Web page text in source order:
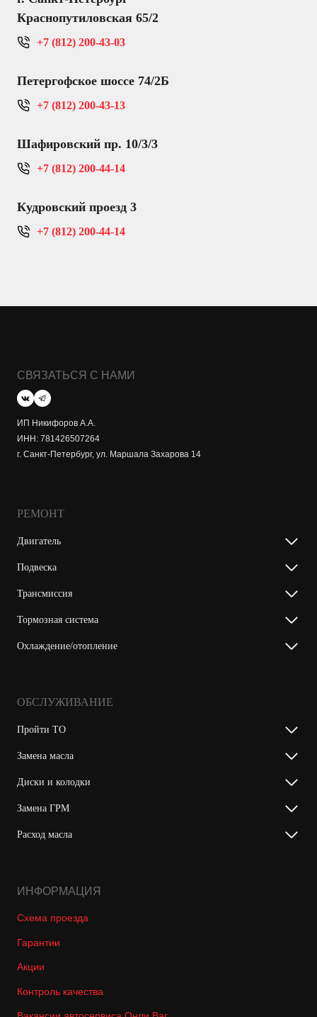
Краснопутиловская 65/2
+7 (812) 200-43-03
Петергофское шоссе 74/2Б
+7 (812) 200-43-13
Шафировский пр. 10/3/3
+7 (812) 200-44-14
Кудровский проезд 3
+7 (812) 200-44-14
СВЯЗАТЬСЯ С НАМИ
ИП Никифоров А.А.
ИНН: 781426507264
г. Санкт-Петербург, ул. Маршала Захарова 14
РЕМОНТ
Двигатель
Подвеска
Трансмиссия
Тормозная система
Охлаждение/отопление
ОБСЛУЖИВАНИЕ
Пройти ТО
Замена масла
Диски и колодки
Замена ГРМ
Расход масла
ИНФОРМАЦИЯ
Схема проезда
Гарантии
Акции
Контроль качества